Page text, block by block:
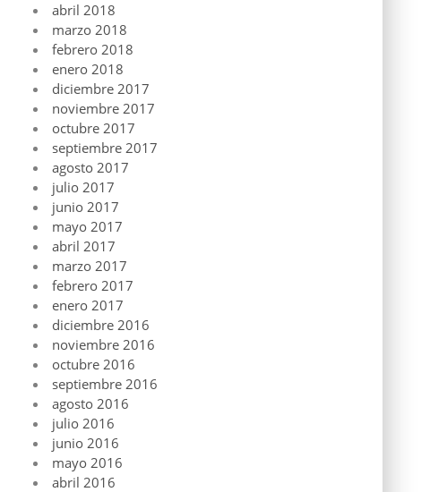
abril 2018
marzo 2018
febrero 2018
enero 2018
diciembre 2017
noviembre 2017
octubre 2017
septiembre 2017
agosto 2017
julio 2017
junio 2017
mayo 2017
abril 2017
marzo 2017
febrero 2017
enero 2017
diciembre 2016
noviembre 2016
octubre 2016
septiembre 2016
agosto 2016
julio 2016
junio 2016
mayo 2016
abril 2016